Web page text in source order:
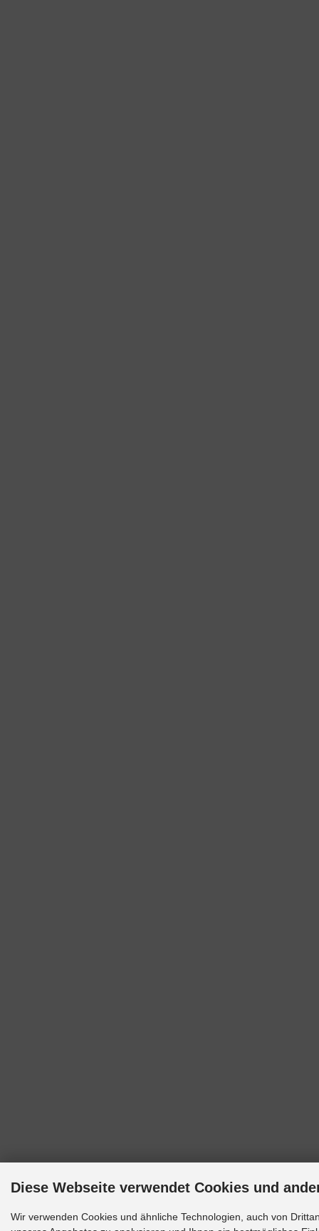
Diese Webseite verwendet Cookies und
Wir verwenden Cookies und ähnliche Technologien, auch von